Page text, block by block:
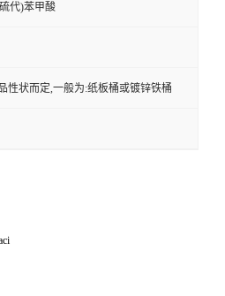
代)苯甲酸
性状而定,一般为:纸板桶或镀锌铁桶